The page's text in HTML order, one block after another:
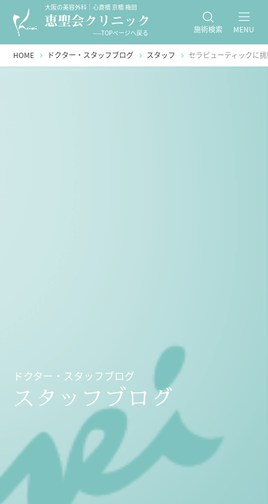
大阪の美容外科｜心斎橋 京橋 梅田
-----TOPページへ戻る 施術検索 MENU
HOME ドクター・スタッフブログ スタッフ セラピューティックに
ドクター・スタッフブログ
スタッフブログ